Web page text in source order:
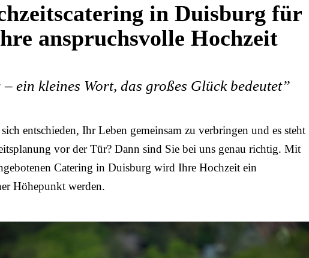
in Duisburg für
anspruchsvolle Hochzeit
– ein kleines Wort, das großes Glück bedeutet”
entschieden, Ihr Leben gemeinsam zu verbringen und es steht
vor der Tür? Dann sind Sie bei uns genau richtig. Mit
Catering in Duisburg wird Ihre Hochzeit ein
Höhepunkt werden.